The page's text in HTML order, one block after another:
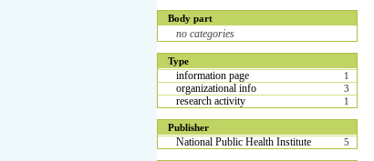
Body part
no categories
Type
information page 1
organizational info 3
research activity 1
Publisher
National Public Health Institute 5